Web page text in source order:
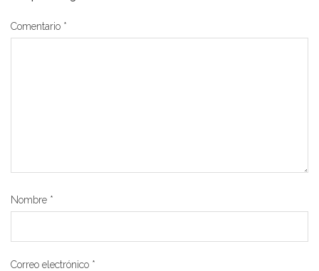
Comentario *
Nombre *
Correo electrónico *